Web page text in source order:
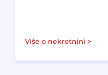
Više o nekretnini >